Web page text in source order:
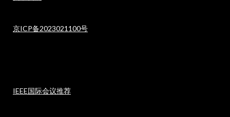
京ICP备2023021100号
IEEE国际会议推荐